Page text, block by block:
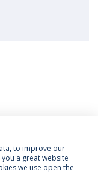
Condições
to improve our
a great website
we use open the